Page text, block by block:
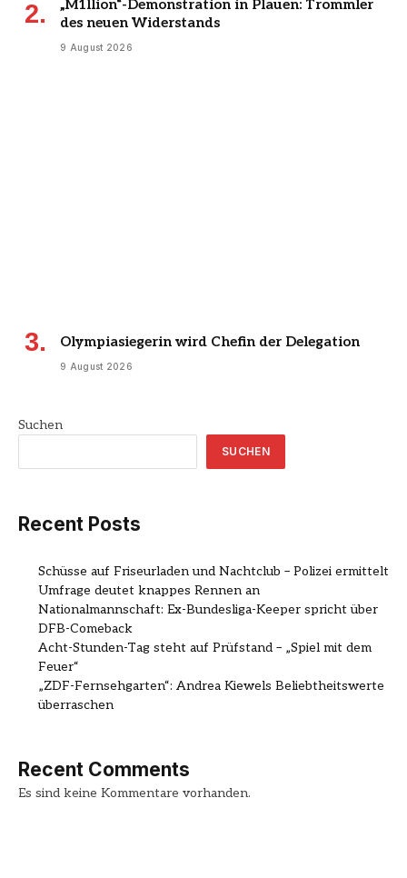
„M1llion“-Demonstration in Plauen: Trommler
des neuen Widerstands
9 August 2026
Olympiasiegerin wird Chefin der Delegation
9 August 2026
Suchen
SUCHEN
Recent Posts
Schüsse auf Friseurladen und Nachtclub – Polizei ermittelt
Umfrage deutet knappes Rennen an
Nationalmannschaft: Ex-Bundesliga-Keeper spricht über
DFB-Comeback
Acht-Stunden-Tag steht auf Prüfstand – „Spiel mit dem
Feuer“
„ZDF-Fernsehgarten“: Andrea Kiewels Beliebtheitswerte
überraschen
Recent Comments
Es sind keine Kommentare vorhanden.